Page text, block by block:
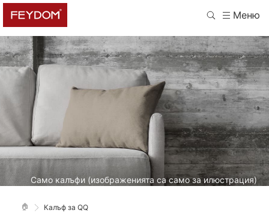
Меню
Само калъфи (изображенията са само за илюстрация)
🏠 Калъф за QQ